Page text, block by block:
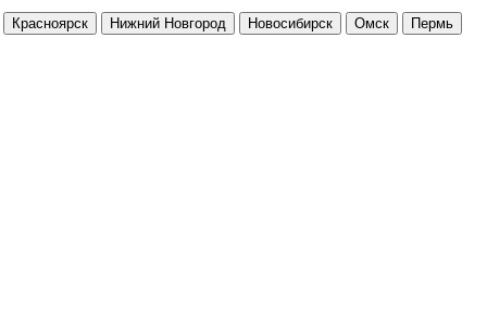
Красноярск Нижний Новгород Новосибирск Омск
Пермь